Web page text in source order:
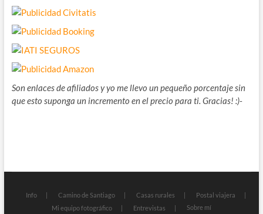
Son enlaces de afiliados y yo me llevo un pequeño porcentaje sin
que esto suponga un incremento en el precio para ti. Gracias! :)-
Info Camino de Santiago Casas rurales
Postal viajera
Mi equipo fotográfico
Entrevistas Sobre mí